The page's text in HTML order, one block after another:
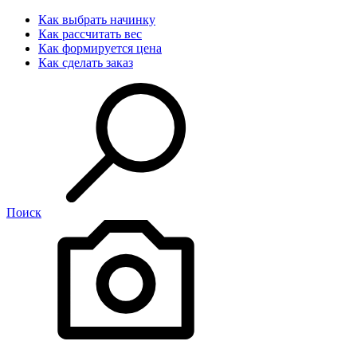
Как выбрать начинку
Как рассчитать вес
Как формируется цена
Как сделать заказ
Поиск